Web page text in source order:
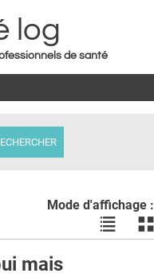
log
de santé
Mode d'affichage :
Voir
les
les
mais